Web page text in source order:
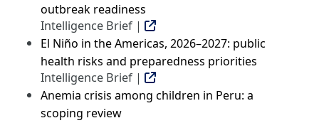
outbreak readiness
Intelligence Brief |
El Niño in the Americas, 2026–2027: public
health risks and preparedness priorities
Intelligence Brief |
Anemia crisis among children in Peru: a
scoping review